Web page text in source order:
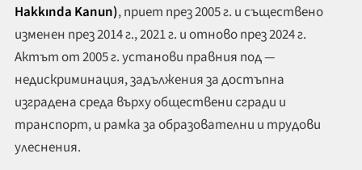
Hakkında Kanun), приет през 2005 г. и съществено
изменен през 2014 г., 2021 г. и отново през 2024 г.
Актът от 2005 г. установи правния под —
недискриминация, задължения за достъпна
изградена среда върху обществени сгради и
транспорт, и рамка за образователни и трудови
улеснения.